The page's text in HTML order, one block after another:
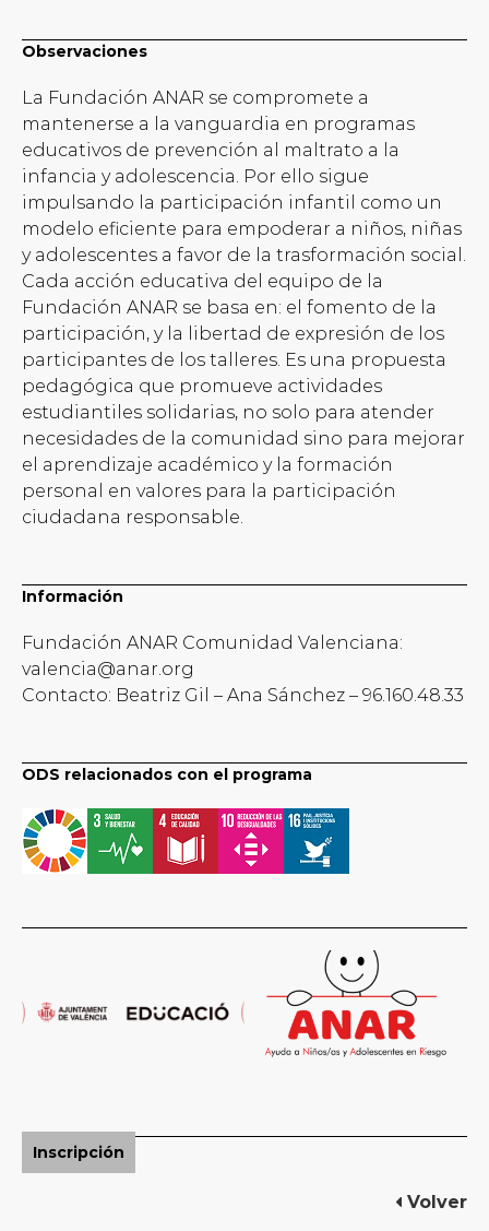
Observaciones
La Fundación ANAR se compromete a
mantenerse a la vanguardia en programas
educativos de prevención al maltrato a la
infancia y adolescencia. Por ello sigue
impulsando la participación infantil como un
modelo eficiente para empoderar a niños, niñas
y adolescentes a favor de la trasformación social.
Cada acción educativa del equipo de la
Fundación ANAR se basa en: el fomento de la
participación, y la libertad de expresión de los
participantes de los talleres. Es una propuesta
pedagógica que promueve actividades
estudiantiles solidarias, no solo para atender
necesidades de la comunidad sino para mejorar
el aprendizaje académico y la formación
personal en valores para la participación
ciudadana responsable.
Información
Fundación ANAR Comunidad Valenciana:
valencia@anar.org
Contacto: Beatriz Gil – Ana Sánchez – 96.160.48.33
ODS relacionados con el programa
Inscripción
Volver